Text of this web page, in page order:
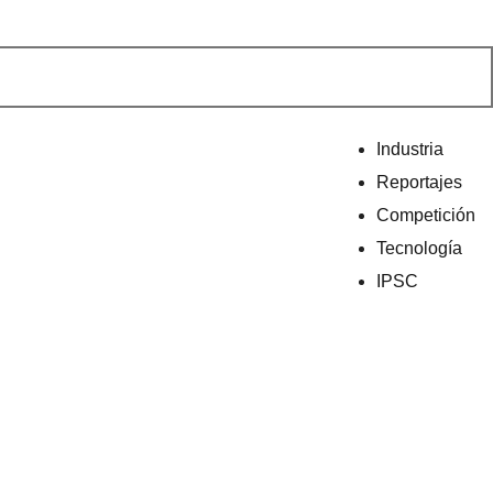
Industria
Reportajes
Competición
Tecnología
IPSC